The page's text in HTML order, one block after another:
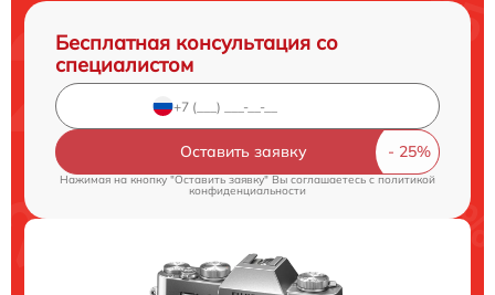
Бесплатная консультация со
специалистом
Оставить заявку
Нажимая на кнопку "Оставить заявку" Вы соглашаетесь c политикой
конфиденциальности